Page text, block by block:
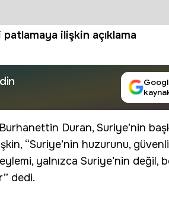
patlamaya ilişkin açıklama
Duran, Suriye’nin
“Suriye’nin huzurunu,
yalnızca Suriye’nin değil,
dedi.